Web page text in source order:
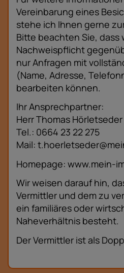
Vereinbarung eines
stehe ich Ihnen gerne
Bitte beachten Sie, dass
Nachweispflicht
nur Anfragen mit
(Name, Adresse,
bearbeiten können.
Ihr Ansprechpartner:
Herr Thomas Hörletseder
Tel.: 0664 23 22 275
Mail:
Homepage: www.mein-
Wir weisen darauf hin,
Vermittler und dem zu
ein familiäres oder
Naheverhältnis besteht.
Der Vermittler ist als